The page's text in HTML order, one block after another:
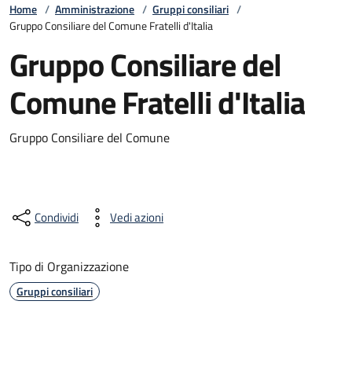
Home / Amministrazione / Gruppi consiliari /
Gruppo Consiliare del Comune Fratelli d'Italia
Gruppo Consiliare del
Comune Fratelli d'Italia
Gruppo Consiliare del Comune
Condividi Vedi azioni
Tipo di Organizzazione
Gruppi consiliari